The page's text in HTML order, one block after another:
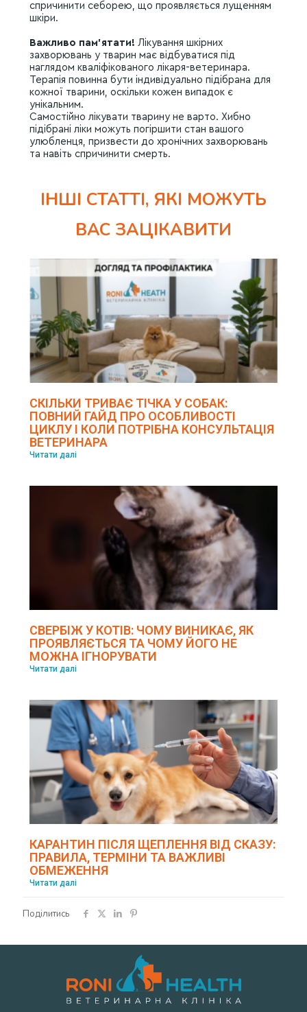
спричинити себорею, що проявляється лущенням
шкіри.
Важливо пам’ятати! Лікування шкірних
захворювань у тварин має відбуватися під
наглядом кваліфікованого лікаря-ветеринара.
Терапія повинна бути індивідуально підібрана для
кожної тварини, оскільки кожен випадок є
унікальним.
Самостійно лікувати тварину не варто. Хибно
підібрані ліки можуть погіршити стан вашого
улюбленця, призвести до хронічних захворювань
та навіть спричинити смерть.
ІНШІ СТАТТІ, ЯКІ МОЖУТЬ
ВАС ЗАЦІКАВИТИ
СКІЛЬКИ ТРИВАЄ ТІЧКА У СОБАК:
ПОВНИЙ ГАЙД ПРО ОСОБЛИВОСТІ
ЦИКЛУ І КОЛИ ПОТРІБНА КОНСУЛЬТАЦІЯ
ВЕТЕРИНАРА
Читати далі
СВЕРБІЖ У КОТІВ: ЧОМУ ВИНИКАЄ, ЯК
ПРОЯВЛЯЄТЬСЯ ТА ЧОМУ ЙОГО НЕ
МОЖНА ІГНОРУВАТИ
Читати далі
КАРАНТИН ПІСЛЯ ЩЕПЛЕННЯ ВІД СКАЗУ:
ПРАВИЛА, ТЕРМІНИ ТА ВАЖЛИВІ
ОБМЕЖЕННЯ
Читати далі
Поділитись